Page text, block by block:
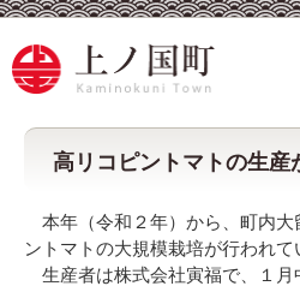
高リコピントマトの生産
本年（令和２年）から、町内大
ントマトの大規模栽培が行われて
生産者は株式会社寅福で、１月